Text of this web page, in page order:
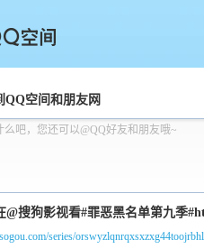
间
QQ空间和朋友网
么吧，您还可以@QQ好友和朋友哦~
series/